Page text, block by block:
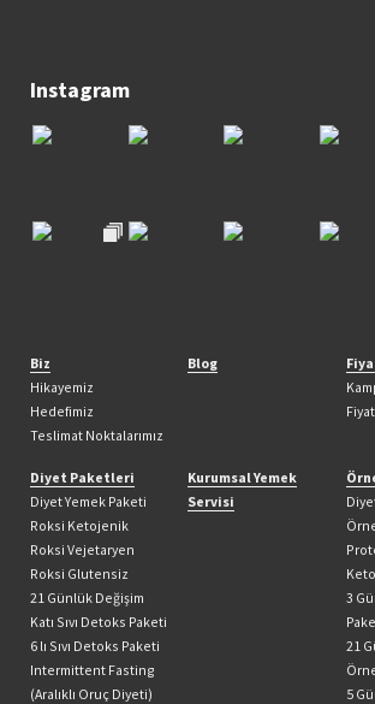
Instagram
Biz
Hikayemiz
Hedefimiz
Teslimat Noktalarımız
Blog
Diyet Paketleri
Diyet Yemek Paketi
Roksi Ketojenik
Roksi Vejetaryen
Roksi Glutensiz
21 Günlük Değişim
Katı Sıvı Detoks Paketi
6 lı Sıvı Detoks Paketi
Intermittent Fasting
(Aralıklı Oruç Diyeti)
Kurumsal Yemek
Servisi
3
21
5